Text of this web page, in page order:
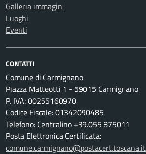
Galleria immagini
Luoghi
Eventi
CONTATTI
Comune di Carmignano
Piazza Matteotti 1 - 59015 Carmignano
P. IVA: 00255160970
Codice Fiscale: 01342090485
Telefono: Centralino +39.055 875011
Posta Elettronica Certificata:
comune.carmignano@postacert.toscana.it